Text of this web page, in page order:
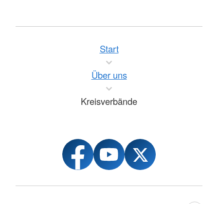
Start
Über uns
Kreisverbände